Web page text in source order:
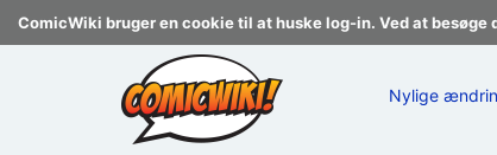
ComicWiki bruger en cookie til at huske log-in. Ved at
Nylige